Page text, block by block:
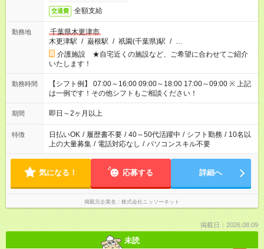
交通費 全額支給
勤務地
千葉県木更津市
木更津駅 / 巌根駅 / 祇園(千葉県)駅 / …
介護施設 ★自宅近くの施設など、ご希望に合わせてご紹介
いたします！
勤務時間
【シフト例】 07:00～16:00 09:00～18:00 17:00～09:00 ※ 上記
は一例です！その他シフトもご相談ください！
期間 即日～2ヶ月以上
特徴 日払いOK / 履歴書不要 / 40～50代活躍中 / シフト勤務 / 10名以
上の大量募集 / 電話対応なし / パソコンスキル不要
気になる！ 応募する 詳細へ
掲載元企業名 株式会社ニッソーネット
掲載日：2026.08.09
未読